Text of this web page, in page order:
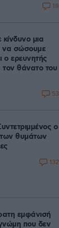
18
μια
να σώσουμε
ο ερευνητής
τον θάνατο του
53
ο
θυμάτων
132
εμφάνισή
που δεν